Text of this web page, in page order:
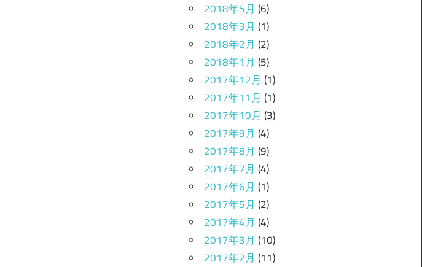
2018年5月 (6)
2018年3月 (1)
2018年2月 (2)
2018年1月 (5)
2017年12月 (1)
2017年11月 (1)
2017年10月 (3)
2017年9月 (4)
2017年8月 (9)
2017年7月 (4)
2017年6月 (1)
2017年5月 (2)
2017年4月 (4)
2017年3月 (10)
2017年2月 (11)